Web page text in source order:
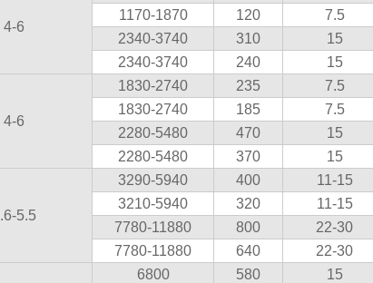
4-6
1170-1870 120 7.5
2340-3740 310 15
2340-3740 240 15
4-6
1830-2740 235 7.5
1830-2740 185 7.5
2280-5480 470 15
2280-5480 370 15
5.5
3290-5940 400 11-15
3210-5940 320 11-15
7780-11880 800 22-30
7780-11880 640 22-30
6800 580 15